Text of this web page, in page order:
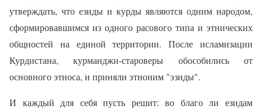
утверждать, что езиды и курды являются одним народом,
сформировавшимся из одного расового типа и этнических
общностей на единой территории. После исламизации
Курдистана, курманджи-староверы обособились от
основного этноса, и приняли этноним "эзиды".
И каждый для себя пусть решит: во благо ли езидам